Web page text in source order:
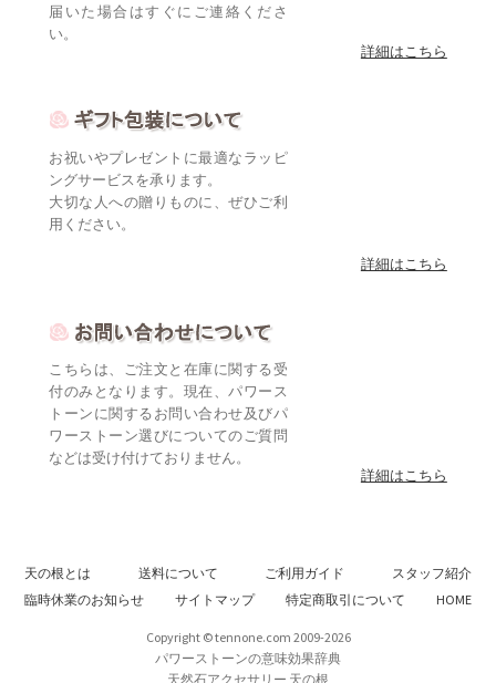
届いた場合はすぐにご連絡くださ
い。
詳細はこちら
お祝いやプレゼントに最適なラッピ
ングサービスを承ります。
大切な人への贈りものに、ぜひご利
用ください。
詳細はこちら
こちらは、ご注文と在庫に関する受
付のみとなります。現在、パワース
トーンに関するお問い合わせ及びパ
ワーストーン選びについてのご質問
などは受け付けておりません。
詳細はこちら
天の根とは 送料について ご利用ガイド
スタッフ紹介
臨時休業のお知らせ
サイトマップ 特定商取引について HOME
Copyright © tennone.com 2009-2026
パワーストーンの意味効果辞典
天然石アクセサリー 天の根